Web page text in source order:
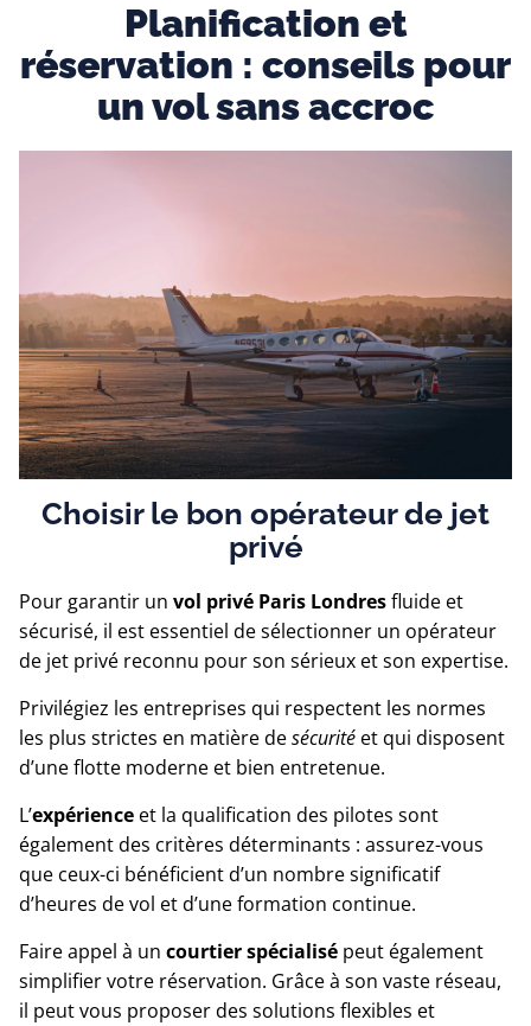
Planification et
réservation : conseils pour
un vol sans accroc
Choisir le bon opérateur de jet
privé
Pour garantir un vol privé Paris Londresfluide et
sécurisé, il est essentiel de sélectionner un opérateur
de jet privé reconnu pour son sérieux et son expertise.
Privilégiez les entreprises qui respectent les normes
les plus strictes en matière desécurité et qui disposent
d’une flotte moderne et bien entretenue.
L’expérience et la qualification des pilotes sont
également des critères déterminants : assurez-vous
que ceux-ci bénéficient d’un nombre significatif
d’heures de vol et d’une formation continue.
Faire appel à un courtier spécialisé peut également
simplifier votre réservation. Grâce à son vaste réseau,
il peut vous proposer des solutions flexibles et